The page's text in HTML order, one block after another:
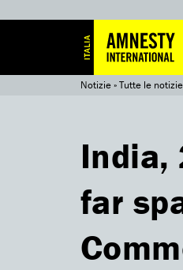
Notizie»Tutte le notizie
India,
far